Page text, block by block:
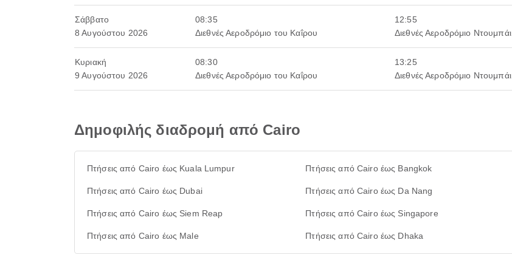
Σάββατο
8 Αυγούστου 2026
08:35
Διεθνές Αεροδρόμιο του Καΐρου
12:55
Διεθνές Αεροδρόμιο Ντουμπάι
Κυριακή
9 Αυγούστου 2026
08:30
Διεθνές Αεροδρόμιο του Καΐρου
13:25
Διεθνές Αεροδρόμιο Ντουμπάι
Δημοφιλής διαδρομή από Cairo
Πτήσεις από Cairo έως Kuala Lumpur Πτήσεις από Cairo έως Bangkok
Πτήσεις από Cairo έως Dubai Πτήσεις από Cairo έως Da Nang
Πτήσεις από Cairo έως Siem Reap Πτήσεις από Cairo έως Singapore
Πτήσεις από Cairo έως Male Πτήσεις από Cairo έως Dhaka